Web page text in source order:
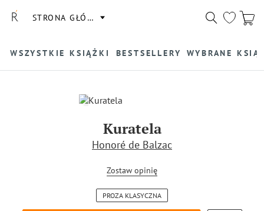
STRONA GŁÓWNA
WSZYSTKIE KSIĄŻKI BESTSELLERY WYBRANE
Kuratela
Honoré de Balzac
Zostaw opinię
PROZA KLASYCZNA